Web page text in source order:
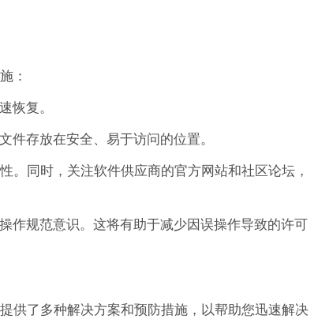
：
复。
存放在安全、易于访问的位置。
同时，关注软件供应商的官方网站和社区论坛，
作规范意识。这将有助于减少因误操作导致的许可
供了多种解决方案和预防措施，以帮助您迅速解决